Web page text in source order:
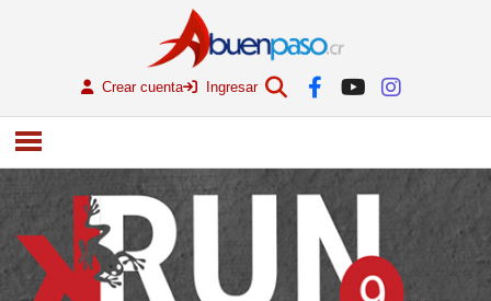
Crear cuenta Ingresar